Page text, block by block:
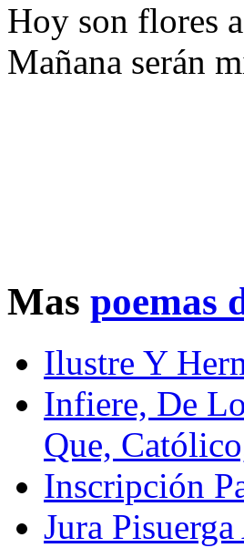
Hoy son flores
Mañana serán
Mas poemas
Ilustre Y
Infiere, De
Que,
Inscripción
Jura